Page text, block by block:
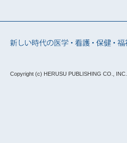
Copyright (c) HERUSU PUBLISHING CO., INC.